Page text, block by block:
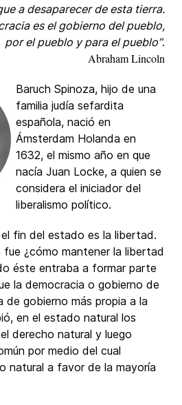
a desaparecer de esta tierra.
es el gobierno del pueblo,
por el pueblo y para el pueblo”.
Abraham Lincoln
Baruch Spinoza, hijo de una
familia judía sefardita
española, nació en
Ámsterdam Holanda en
1632, el mismo año en que
nacía Juan Locke, a quien se
considera el iniciador del
liberalismo político.
fin del estado es la libertad.
fue ¿cómo mantener la libertad
éste entraba a formar parte
la democracia o gobierno de
de gobierno más propia a la
en el estado natural los
derecho natural y luego
por medio del cual
natural a favor de la mayoría